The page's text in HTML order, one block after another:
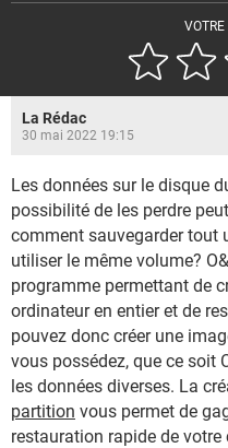
La Rédac
30 mai 2022 19:15
Les données sur le disque
possibilité de les perdre
comment sauvegarder tout
utiliser le même volume?
programme permettant de
ordinateur en entier et de
pouvez donc créer une
vous possédez, que ce soit
les données diverses. La
partition vous permet de
restauration rapide de